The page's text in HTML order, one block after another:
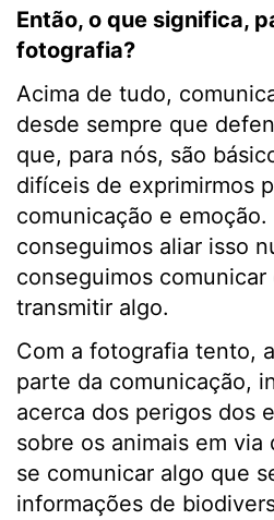
Então, o que significa,
fotografia?
Acima de tudo,
desde sempre que
que, para nós, são
difíceis de exprimirmos
comunicação e emoção.
conseguimos aliar isso
conseguimos comunicar
transmitir algo.
Com a fotografia tento,
parte da comunicação,
acerca dos perigos dos
sobre os animais em
se comunicar algo que
informações de